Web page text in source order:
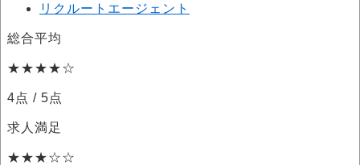
リクルートエージェント
総合平均
★★★★☆
4点 / 5点
求人満足
★★★☆☆